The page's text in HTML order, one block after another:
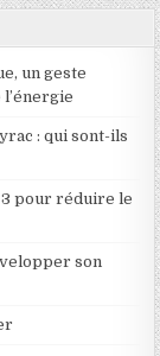
un geste
: qui sont-ils
3 pour réduire le
son